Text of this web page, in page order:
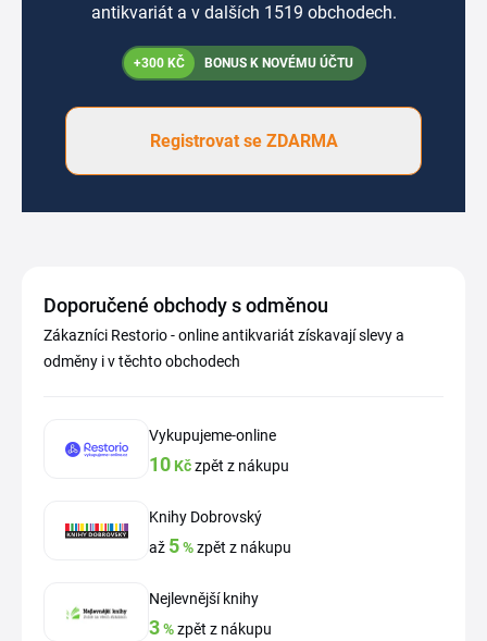
antikvariát a v dalších 1519 obchodech.
+300 KČ BONUS K NOVÉMU ÚČTU
Registrovat se ZDARMA
Doporučené obchody s odměnou
Zákazníci Restorio - online antikvariát získavají slevy a
odměny i v těchto obchodech
Vykupujeme-online
10 Kčzpět z nákupu
Knihy Dobrovský
až 5%zpět z nákupu
Nejlevnější knihy
3%zpět z nákupu